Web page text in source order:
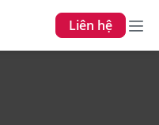
Liên hệ